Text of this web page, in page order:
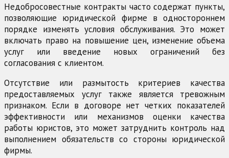
Недобросовестные контракты часто содержат пункты,
позволяющие юридической фирме в одностороннем
порядке изменять условия обслуживания. Это может
включать право на повышение цен, изменение объема
услуг или введение новых ограничений без
согласования с клиентом.
Отсутствие или размытость критериев качества
предоставляемых услуг также является тревожным
признаком. Если в договоре нет четких показателей
эффективности или механизмов оценки качества
работы юристов, это может затруднить контроль над
выполнением обязательств со стороны юридической
фирмы.